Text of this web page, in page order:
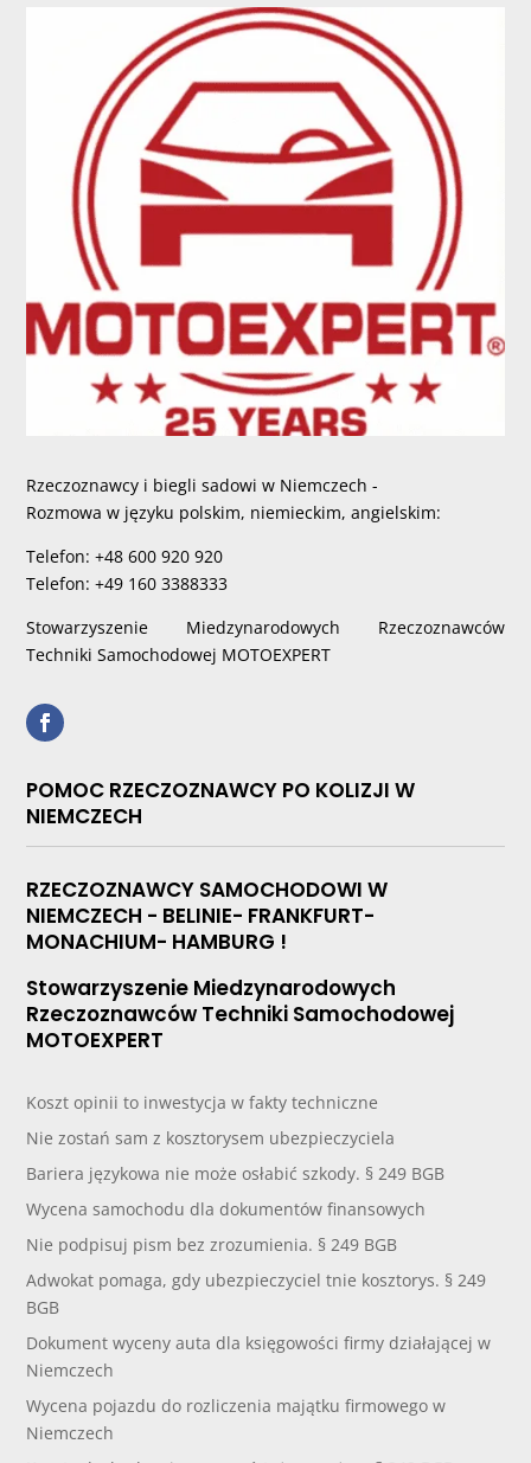
Rzeczoznawcy i biegli sadowi w Niemczech -
Rozmowa w języku polskim, niemieckim, angielskim:
Telefon: +48 600 920 920
Telefon: +49 160 3388333
Stowarzyszenie Miedzynarodowych Rzeczoznawców
Techniki Samochodowej MOTOEXPERT
POMOC RZECZOZNAWCY PO KOLIZJI W
NIEMCZECH
RZECZOZNAWCY SAMOCHODOWI W
NIEMCZECH - BELINIE- FRANKFURT-
MONACHIUM- HAMBURG !
Stowarzyszenie Miedzynarodowych
Rzeczoznawców Techniki Samochodowej
MOTOEXPERT
Koszt opinii to inwestycja w fakty techniczne
Nie zostań sam z kosztorysem ubezpieczyciela
Bariera językowa nie może osłabić szkody. § 249 BGB
Wycena samochodu dla dokumentów finansowych
Nie podpisuj pism bez zrozumienia. § 249 BGB
Adwokat pomaga, gdy ubezpieczyciel tnie kosztorys. § 249
BGB
Dokument wyceny auta dla księgowości firmy działającej w
Niemczech
Wycena pojazdu do rozliczenia majątku firmowego w
Niemczech